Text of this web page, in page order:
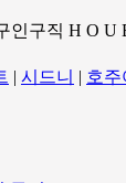
인구직 H O U
| 시드니 | 호주